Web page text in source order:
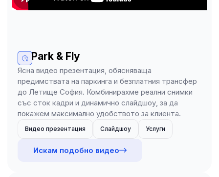
Park & Fly
Ясна видео презентация, обясняваща
предимствата на паркинга и безплатния трансфер
до Летище София. Комбинирахме реални снимки
със сток кадри и динамично слайдшоу, за да
покажем максимално удобството за клиента.
Видео презентация Слайдшоу Услуги
Искам подобно видео